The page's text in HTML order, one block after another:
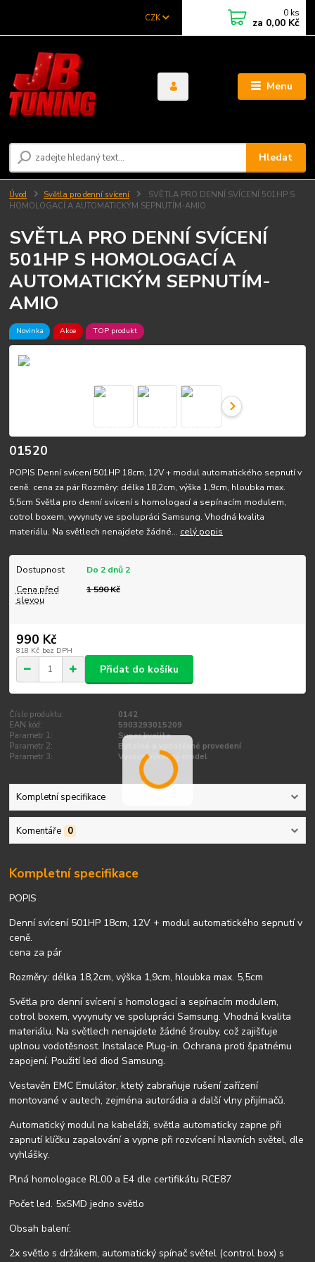
Menu
CZK
Hledat
0 ks
za 0,00 Kč
Úvod Světla pro denní svícení
SVĚTLA PRO DENNÍ SVÍCENÍ 501HP S
HOMOLOGACÍ A AUTOMATICKÝM SEPNUTÍM-AMIO
SVĚTLA PRO DENNÍ SVÍCENÍ
501HP S HOMOLOGACÍ A
AUTOMATICKÝM SEPNUTÍM-
AMIO
Novinka Akce TOP produkt
01520
POPIS Denní svícení 501HP 18cm, 12V + modul automatického sepnutí v
ceně. cena za pár Rozměry: délka 18,2cm, výška 1,9cm, hloubka max.
5,5cm Světla pro denní svícení s homologací a sepínacím modulem,
cotrol boxem, vyvynuty ve spolupráci Samsung. Vhodná kvalita
materiálu. Na světlech nenajdete žádné... celý popis
Dostupnost
Do 2 dnů 2
Cena před
slevou
1 590 Kč
990 Kč
818 Kč bez DPH
Přidat do košíku
Číslo produktu:
0142
EAN kód:
5903293015209
Parametr 1:
Super kvalita
Parametr 2:
Bytelné a vodotěsné provedení
Parametr 3:
Vysoce výkonný model
Kompletní specifikace
Komentáře 0
Kompletní specifikace
POPIS
Denní svícení 501HP 18cm, 12V + modul automatického sepnutí v
ceně.
cena za pár
Rozměry: délka 18,2cm, výška 1,9cm, hloubka max. 5,5cm
Světla pro denní svícení s homologací a sepínacím modulem,
cotrol boxem, vyvynuty ve spolupráci Samsung. Vhodná kvalita
materiálu. Na světlech nenajdete žádné šrouby, což zajišťuje
uplnou vodotěsnost. Instalace Plug-in. Ochrana proti špatnému
zapojení. Použití led diod Samsung.
Vestavěn EMC Emulátor, ktetý zabraňuje rušení zařízení
montované v autech, zejména autorádia a další vlny přijímačů.
Automatický modul na kabeláži, světla automaticky zapne při
zapnutí klíčku zapalování a vypne při rozvícení hlavních světel, dle
vyhlášky.
Plná homologace RL00 a E4 dle certifikátu RCE87
Počet led. 5xSMD jedno světlo
Obsah balení:
2x světlo s držákem, automatický spínač světel (control box) s